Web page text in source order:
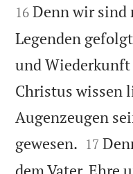
16 Denn wir sind
Legenden
und Wiederkunft
Christus wissen
Augenzeugen
gewesen. 

17